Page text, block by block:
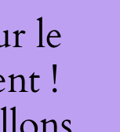
le
!